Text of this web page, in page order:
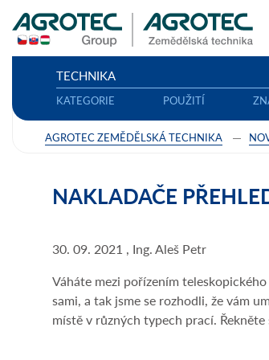
TECHNIKA
KATEGORIE POUŽITÍ
AGROTEC ZEMĚDĚLSKÁ TECHNIKA
NAKLADAČE
30. 09. 2021 , Ing. Aleš Petr
Váháte mezi pořízením
sami, a tak jsme se rozhodli, že vám
místě v různých typech prací.